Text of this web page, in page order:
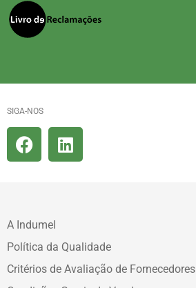
SIGA-NOS
A Indumel
Política da Qualidade
Critérios de Avaliação de Fornecedores